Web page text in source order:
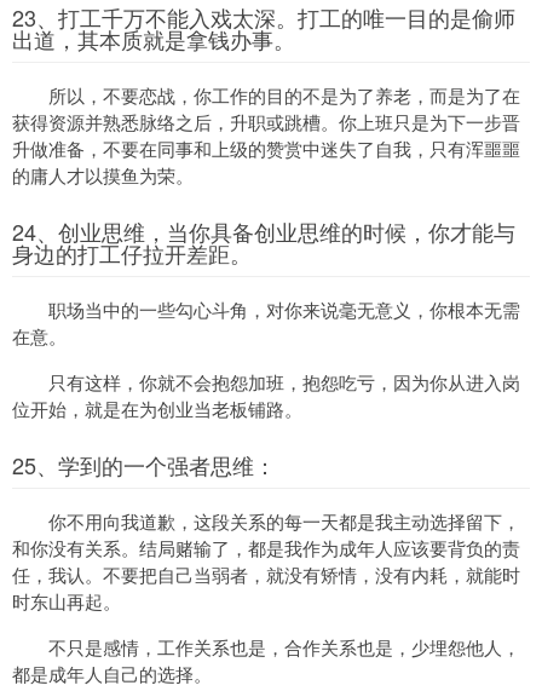
23、打工千万不能入戏太深。打工的唯一目的是偷师
出道，其本质就是拿钱办事。
所以，不要恋战，你工作的目的不是为了养老，而是为了在
获得资源并熟悉脉络之后，升职或跳槽。你上班只是为下一步晋
升做准备，不要在同事和上级的赞赏中迷失了自我，只有浑噩噩
的庸人才以摸鱼为荣。
24、创业思维，当你具备创业思维的时候，你才能与
身边的打工仔拉开差距。
职场当中的一些勾心斗角，对你来说毫无意义，你根本无需
在意。
只有这样，你就不会抱怨加班，抱怨吃亏，因为你从进入岗
位开始，就是在为创业当老板铺路。
25、学到的一个强者思维：
你不用向我道歉，这段关系的每一天都是我主动选择留下，
和你没有关系。结局赌输了，都是我作为成年人应该要背负的责
任，我认。不要把自己当弱者，就没有矫情，没有内耗，就能时
时东山再起。
不只是感情，工作关系也是，合作关系也是，少埋怨他人，
都是成年人自己的选择。